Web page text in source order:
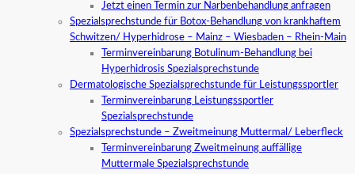
Jetzt einen Termin zur Narbenbehandlung anfragen
Spezialsprechstunde für Botox-Behandlung von krankhaftem
Schwitzen/ Hyperhidrose – Mainz – Wiesbaden – Rhein-Main
Terminvereinbarung Botulinum-Behandlung bei
Hyperhidrosis Spezialsprechstunde
Dermatologische Spezialsprechstunde für Leistungssportler
Terminvereinbarung Leistungssportler
Spezialsprechstunde
Spezialsprechstunde – Zweitmeinung Muttermal/ Leberfleck
Terminvereinbarung Zweitmeinung auffällige
Muttermale Spezialsprechstunde